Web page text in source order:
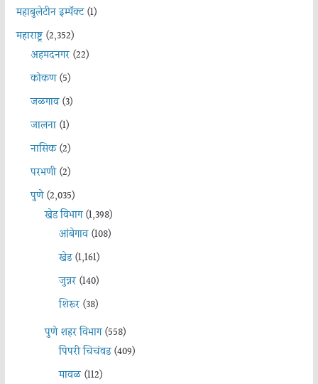
महाबुलेटीन इम्पॅक्ट(1)
महाराष्ट्र(2,352)
अहमदनगर(22)
कोकण(5)
जळगाव(3)
जालना(1)
नासिक(2)
परभणी(2)
पुणे(2,035)
खेड विभाग(1,398)
आंबेगाव(108)
खेड(1,161)
जुन्नर(140)
शिरूर(38)
पुणे शहर विभाग(558)
पिंपरी चिचंवड(409)
मावळ(112)